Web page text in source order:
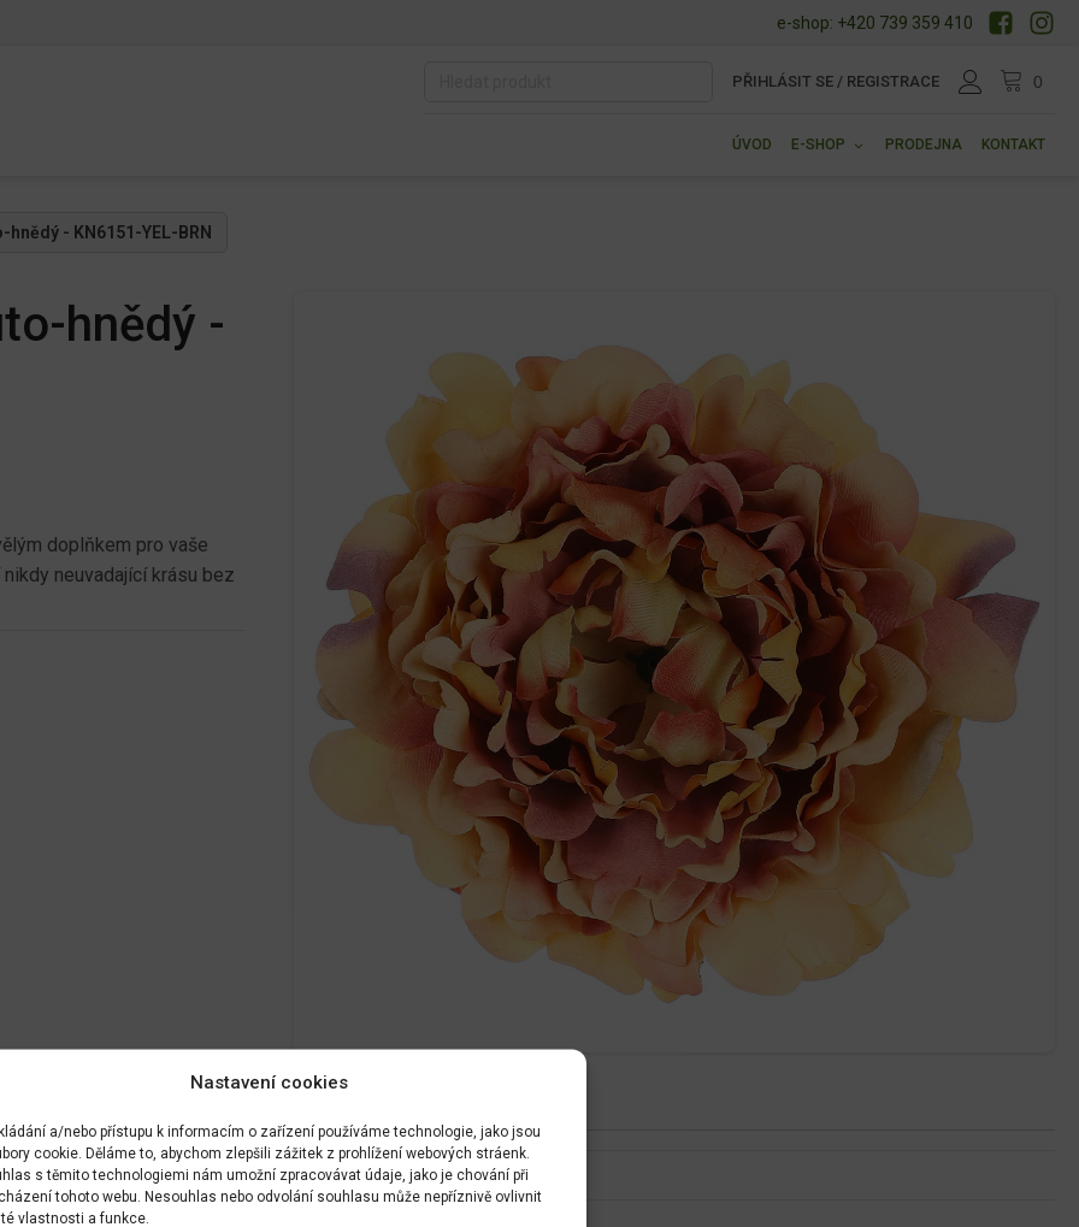
Nastavení cookies
a/nebo přístupu k informacím o zařízení používáme technologie, jako jsou
cookie. Děláme to, abychom zlepšili zážitek z prohlížení webových stráenk.
s těmito technologiemi nám umožní zpracovávat údaje, jako je chování při
tohoto webu. Nesouhlas nebo odvolání souhlasu může nepříznivě ovlivnit
vlastnosti a funkce.
e-shop: +420 739 359 410
PŘIHLÁSIT SE / REGISTRACE
ÚVOD E-SHOP PRODEJNA KONTAKT
- KN6151-YEL-BRN
hnědý -
doplňkem pro vaše
neuvadající krásu bez